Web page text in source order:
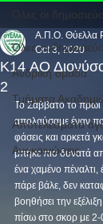
Όλες οι
Ανδρική ομάδα
Τμήματα
Αποτελέσματα
Ανακοινώσεις
Όλες οι
K14 ΑΟ
2
Α.Π.Ο. Θύελλα
Oct 3, 2020
Το Σάββατο το
απολαύσαμε έναν
φάσεις και αρκετά
μπήκε πιο δυνατά
ένα χαμένο πέναλτι,
πάρε βάλε, δεν
βοηθήσει την
πίσω στο σκορ με